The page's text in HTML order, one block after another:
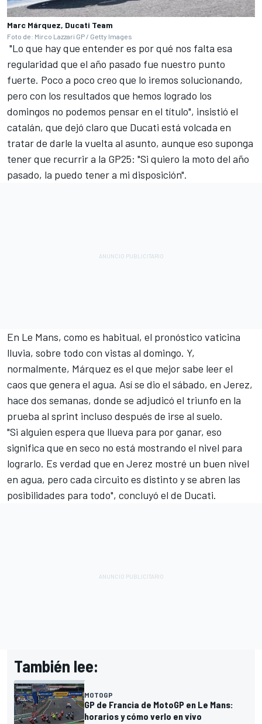
Marc Márquez, Ducati Team
Foto de: Mirco Lazzari GP / Getty Images
"Lo que hay que entender es por qué nos falta esa
regularidad que el año pasado fue nuestro punto
fuerte. Poco a poco creo que lo iremos solucionando,
pero con los resultados que hemos logrado los
domingos no podemos pensar en el título", insistió el
catalán, que dejó claro que Ducati está volcada en
tratar de darle la vuelta al asunto, aunque eso suponga
tener que recurrir a la GP25: "Si quiero la moto del año
pasado, la puedo tener a mi disposición".
En Le Mans, como es habitual, el pronóstico vaticina
lluvia, sobre todo con vistas al domingo. Y,
normalmente, Márquez es el que mejor sabe leer el
caos que genera el agua. Así se dio el sábado, en Jerez,
hace dos semanas, donde se adjudicó el triunfo en la
prueba al sprint incluso después de irse al suelo.
"Si alguien espera que llueva para por ganar, eso
significa que en seco no está mostrando el nivel para
lograrlo. Es verdad que en Jerez mostré un buen nivel
en agua, pero cada circuito es distinto y se abren las
posibilidades para todo", concluyó el de Ducati.
También lee:
MOTOGP
GP de Francia de MotoGP en Le Mans:
horarios y cómo verlo en vivo